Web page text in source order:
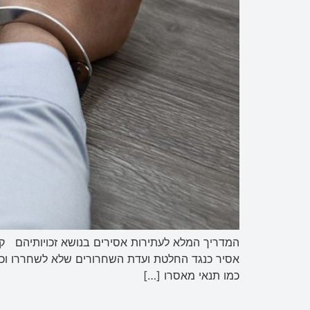
המדריך המלא לעתירות אסירים בנושא זכויותיהם
אסיר כנגד החלטת ועדת השחרורים שלא לשחררו
כמו תנאי מאסרו […]